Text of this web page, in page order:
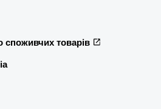
споживчих товарів